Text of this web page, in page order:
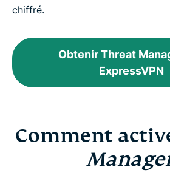
chiffré.
Obtenir Threat
ExpressVPN
Comment